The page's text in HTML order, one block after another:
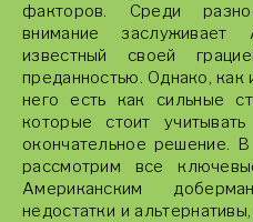
факторов. Среди
внимание заслуживает
известный своей
преданностью. Однако,
него есть как сильные
которые стоит
окончательное решение.
рассмотрим все
Американским
недостатки и